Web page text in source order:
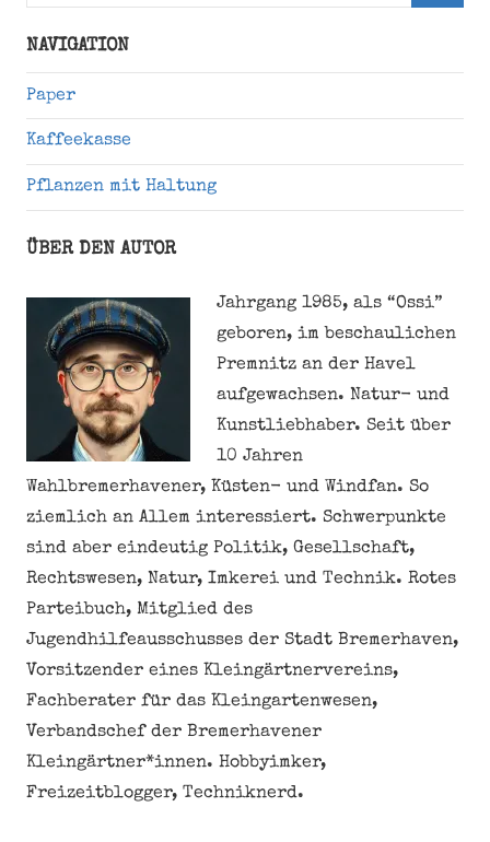
NAVIGATION
Paper
Kaffeekasse
Pflanzen mit Haltung
ÜBER DEN AUTOR
Jahrgang 1985, als “Ossi”
geboren, im beschaulichen
Premnitz an der Havel
aufgewachsen. Natur- und
Kunstliebhaber. Seit über
10 Jahren
Wahlbremerhavener, Küsten- und Windfan. So
ziemlich an Allem interessiert. Schwerpunkte
sind aber eindeutig Politik, Gesellschaft,
Rechtswesen, Natur, Imkerei und Technik. Rotes
Parteibuch, Mitglied des
Jugendhilfeausschusses der Stadt Bremerhaven,
Vorsitzender eines Kleingärtnervereins,
Fachberater für das Kleingartenwesen,
Verbandschef der Bremerhavener
Kleingärtner*innen. Hobbyimker,
Freizeitblogger, Techniknerd.